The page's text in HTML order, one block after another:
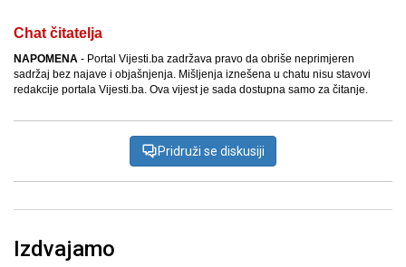
Chat čitatelja
NAPOMENA - Portal Vijesti.ba zadržava pravo da obriše neprimjeren
sadržaj bez najave i objašnjenja. Mišljenja iznešena u chatu nisu stavovi
redakcije portala Vijesti.ba. Ova vijest je sada dostupna samo za čitanje.
Pridruži se diskusiji
Izdvajamo